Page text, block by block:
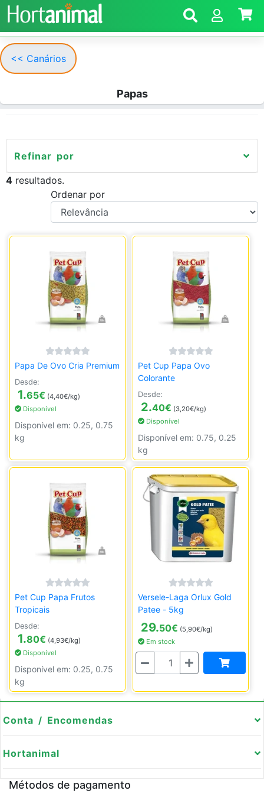
<< Canários
Papas
Refinar por
4 resultados.
Ordenar por
Papa De Ovo Cria Premium
Desde:
1.65€ (4,40€/kg)
Disponível
Disponível em: 0.25, 0.75
kg
Pet Cup Papa Ovo
Colorante
Desde:
2.40€ (3,20€/kg)
Disponível
Disponível em: 0.75, 0.25
kg
Pet Cup Papa Frutos
Tropicais
Desde:
1.80€ (4,93€/kg)
Disponível
Disponível em: 0.25, 0.75
kg
Versele-Laga Orlux Gold
Patee - 5kg
29.50€ (5,90€/kg)
Em stock
Quantidade
Conta / Encomendas
Hortanimal
Métodos de pagamento